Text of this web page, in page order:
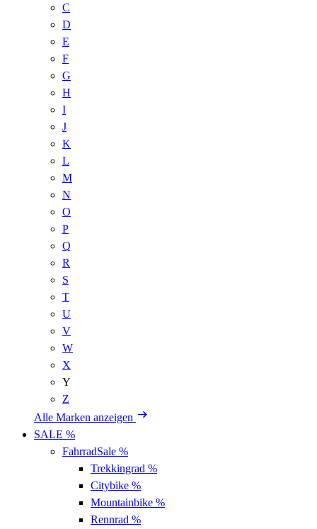
C
D
E
F
G
H
I
J
K
L
M
N
O
P
Q
R
S
T
U
V
W
X
Y
Z
Alle Marken anzeigen
SALE %
FahrradSale %
Trekkingrad %
Citybike %
Mountainbike %
Rennrad %